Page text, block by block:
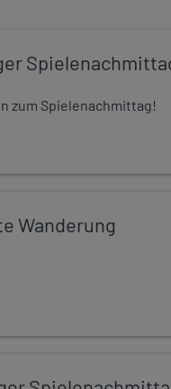
zum Spielenachmittag!
Wanderung